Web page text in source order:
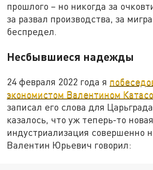
прошлого – но никогда за
за развал производства, за
беспредел.
Несбывшиеся надежды
24 февраля 2022 года я
экономистом Валентином
записал его слова для
казалось, что уж теперь-то новая
индустриализация совершенно
Валентин Юрьевич говорил: